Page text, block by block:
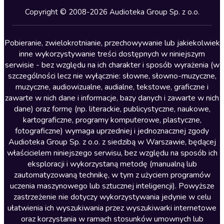
Kryminały
Lektury szkolne
Literatura anglojęzyczna
Literatura faktu
Literatura obyczajowa
Literatura piękna obca
Literatura piękna polska
Nagrania relaksacyjne
Nauka języków
Nauki humanistyczne
Podcasty i audycje
Polityka
Prasa
Copyright © 2008-2026 Audioteka Group Sp. z o.o.
Pobieranie, zwielokrotnianie, przechowywanie lub jakiekolwiek
inne wykorzystywanie treści dostępnych w niniejszym
serwisie - bez względu na ich charakter i sposób wyrażenia (w
szczególności lecz nie wyłącznie: słowne, słowno-muzyczne,
muzyczne, audiowizualne, audialne, tekstowe, graficzne i
zawarte w nich dane i informacje, bazy danych i zawarte w nich
dane) oraz formę (np. literackie, publicystyczne, naukowe,
kartograficzne, programy komputerowe, plastyczne,
fotograficzne) wymaga uprzedniej i jednoznacznej zgody
Audioteka Group Sp. z o.o. z siedzibą w Warszawie, będącej
właścicielem niniejszego serwisu, bez względu na sposób ich
eksploracji i wykorzystaną metodę (manualną lub
zautomatyzowaną technikę, w tym z użyciem programów
uczenia maszynowego lub sztucznej inteligencji). Powyższe
zastrzeżenie nie dotyczy wykorzystywania jedynie w celu
ułatwienia ich wyszukiwania przez wyszukiwarki internetowe
oraz korzystania w ramach stosunków umownych lub